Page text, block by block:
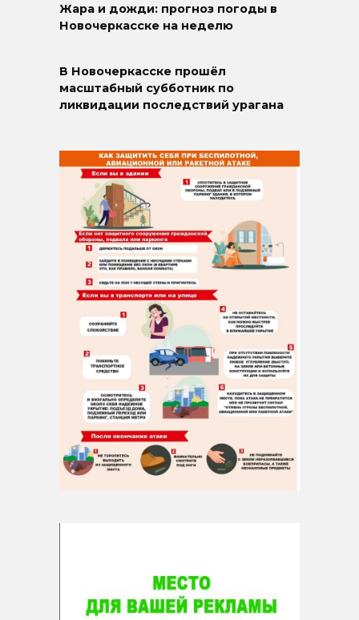
Жара и дожди: прогноз погоды в
Новочеркасске на неделю
В Новочеркасске прошёл
масштабный субботник по
ликвидации последствий урагана